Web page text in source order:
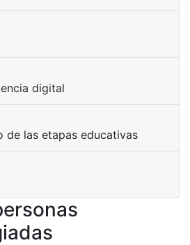
digital
Por objetivo de las etapas educativas